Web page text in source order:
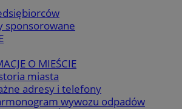
sponsorowane
O MIEŚCIE
miasta
adresy i telefony
wywozu odpadów